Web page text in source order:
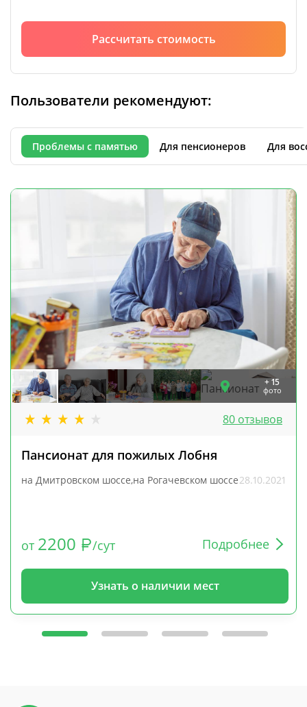
Рассчитать стоимость
Пользователи рекомендуют:
Проблемы с памятью Для пенсионеров Для
+ 15
фото
80 отзывов
Пансионат для пожилых Лобня
на Дмитровском шоссе,на Рогачевском шоссе28.10.2021
от 2200 /сут Подробнее
Узнать о наличии мест